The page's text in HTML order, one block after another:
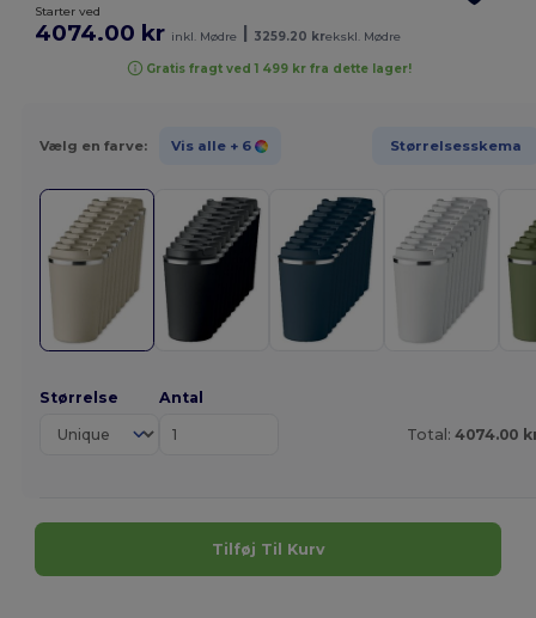
Starter ved
4074.00 kr inkl. Mødre | 3259.20 krekskl. Mødre
Gratis fragt ved 1 499 kr fra dette lager!
Vælg en farve: Vis alle + 6 Størrelsesskema
Størrelse Antal
Total: 4074.00
Tilføj Til Kurv